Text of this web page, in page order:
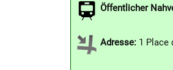
Öffentlicher
Adresse:1 Place